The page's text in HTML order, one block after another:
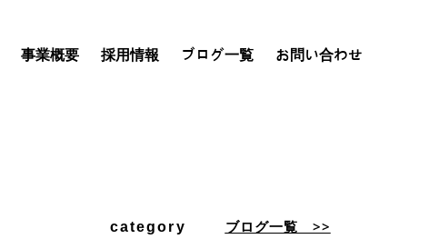
事業概要 採用情報 ブログ一覧 お問い合わせ
category ブログ一覧 >>